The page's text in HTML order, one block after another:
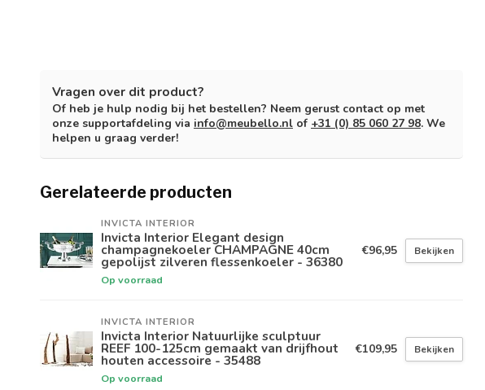
Vragen over dit product?
Of heb je hulp nodig bij het bestellen? Neem gerust contact op met
onze supportafdeling via info@meubello.nl of +31 (0) 85 060 27 98. We
helpen u graag verder!
Gerelateerde producten
INVICTA INTERIOR
Invicta Interior Elegant design
champagnekoeler CHAMPAGNE 40cm
gepolijst zilveren flessenkoeler - 36380
Op voorraad
€96,95 Bekijken
INVICTA INTERIOR
Invicta Interior Natuurlijke sculptuur
REEF 100-125cm gemaakt van drijfhout
houten accessoire - 35488
Op voorraad
€109,95 Bekijken